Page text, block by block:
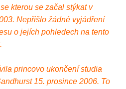
kterou se začal stýkat v
Nepřišlo žádné vyjádření
o jejích pohledech na tento
princovo ukončení studia
15. prosince 2006. To